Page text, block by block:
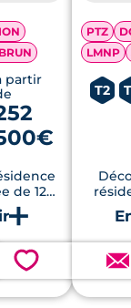
partir
de 129
de 1 à
et
sont
besoins
âgées
pour
💗
PTZ
LMNP
T2
avec